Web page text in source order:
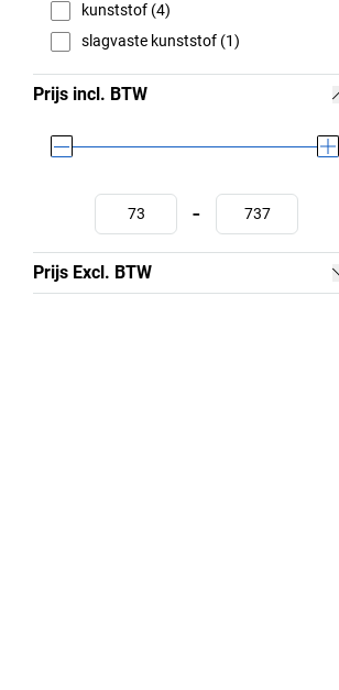
kunststof (4)
slagvaste kunststof (1)
Prijs incl. BTW
-
Prijs Excl. BTW